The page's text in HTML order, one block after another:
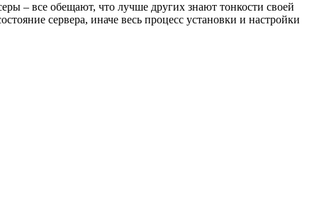
– все обещают, что лучше других знают тонкости своей
сервера, иначе весь процесс установки и настройки